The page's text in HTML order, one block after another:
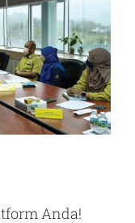
Anda!